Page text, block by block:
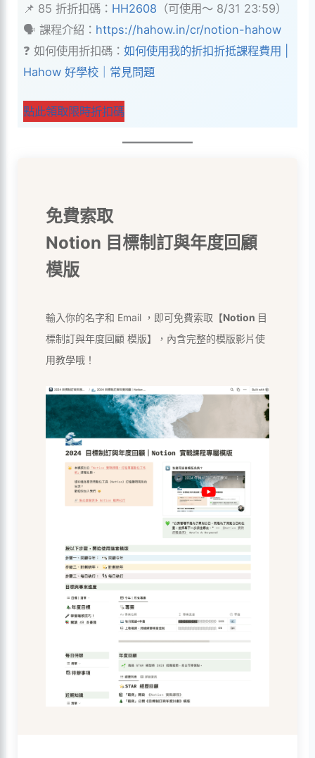
📌 85 折折扣碼： HH2608 （可使用～ 8/31 23:59）
🗣 課程介紹： https://hahow.in/cr/notion-hahow
❓ 如何使用折扣碼：如何使用我的折扣折抵課程費用 |
Hahow 好學校｜常見問題
點此領取限時折扣碼
免費索取
Notion 目標制訂與年度回顧
模版
輸入你的名字和 Email ，即可免費索取【Notion 目
標制訂與年度回顧 模版】，內含完整的模版影片使
用教學哦！